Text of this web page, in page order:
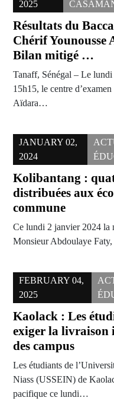
2025
Résultats du
Chérif Younousse
Bilan mitigé …
Tanaff, Sénégal – Le
15h15, le centre
Aïdara…
JANUARY 02,
2024
Kolibantang :
distribuées aux
commune
Ce lundi 2 janvier 2024 la
Monsieur Abdoulaye
FEBRUARY 04,
2025
Kaolack : Les
exiger la livraison
des campus
Les étudiants de
Niass (USSEIN) de
pacifique ce lundi…